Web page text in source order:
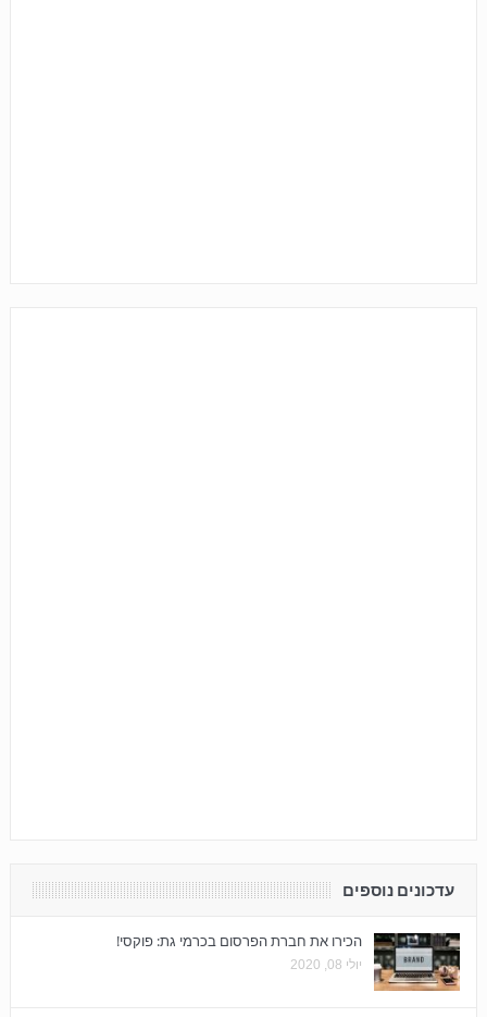
עדכונים נוספים
הכירו את חברת הפרסום בכרמי גת: פוקסי!
יולי 08, 2020